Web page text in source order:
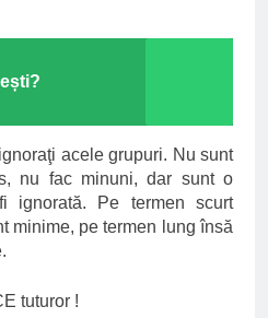
acele grupuri. Nu sunt
nu fac minuni, dar sunt o
ignorată. Pe termen scurt
minime, pe termen lung însă
tuturor !